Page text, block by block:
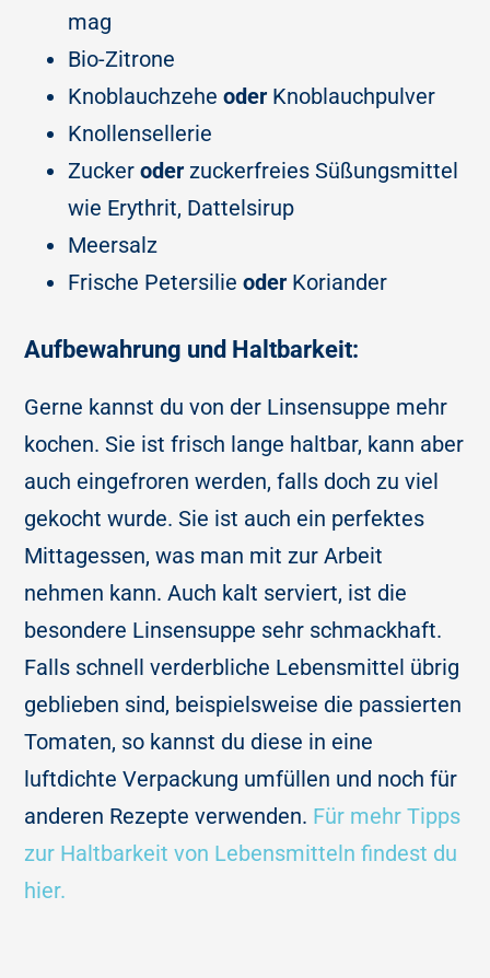
mag
Bio-Zitrone
Knoblauchzeheoder Knoblauchpulver
Knollensellerie
Zuckeroder zuckerfreies Süßungsmittel
wie Erythrit, Dattelsirup
Meersalz
Frische Petersilieoder Koriander
Aufbewahrung und Haltbarkeit:
Gerne kannst du von der Linsensuppe mehr
kochen. Sie ist frisch lange haltbar, kann aber
auch eingefroren werden, falls doch zu viel
gekocht wurde. Sie ist auch ein perfektes
Mittagessen, was man mit zur Arbeit
nehmen kann. Auch kalt serviert, ist die
besondere Linsensuppe sehr schmackhaft.
Falls schnell verderbliche Lebensmittel übrig
geblieben sind, beispielsweise die passierten
Tomaten, so kannst du diese in eine
luftdichte Verpackung umfüllen und noch für
anderen Rezepte verwenden. Für mehr Tipps
zur Haltbarkeit von Lebensmitteln findest du
hier.